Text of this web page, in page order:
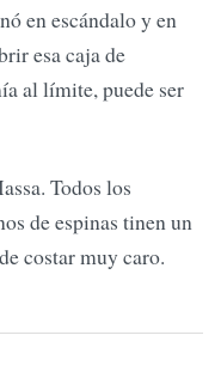
en escándalo y en
esa caja de
al límite, puede ser
Todos los
de espinas tinen un
costar muy caro.